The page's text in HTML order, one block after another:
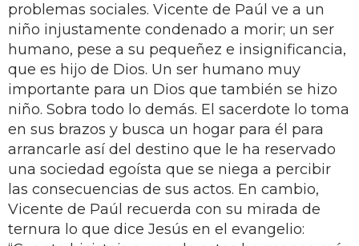
problemas sociales. Vicente de Paúl ve a un
niño injustamente condenado a morir; un ser
humano, pese a su pequeñez e insignificancia,
que es hijo de Dios. Un ser humano muy
importante para un Dios que también se hizo
niño. Sobra todo lo demás. El sacerdote lo toma
en sus brazos y busca un hogar para él para
arrancarle así del destino que le ha reservado
una sociedad egoísta que se niega a percibir
las consecuencias de sus actos. En cambio,
Vicente de Paúl recuerda con su mirada de
ternura lo que dice Jesús en el evangelio: